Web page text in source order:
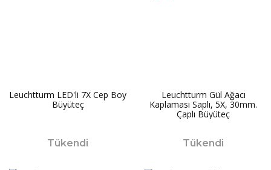
Leuchtturm LED'li 7X Cep Boy
Büyüteç
Tükendi
Leuchtturm Gül Ağacı
Kaplaması Saplı, 5X, 30mm.
Çaplı Büyüteç
Tükendi